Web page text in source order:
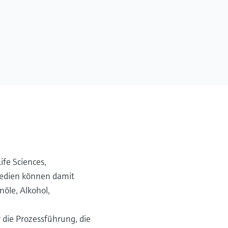
Sciences,
können damit
Alkohol,
Prozessführung, die